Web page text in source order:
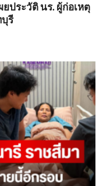
ประวัติ นร. ผู้ก่อเหตุ
รี